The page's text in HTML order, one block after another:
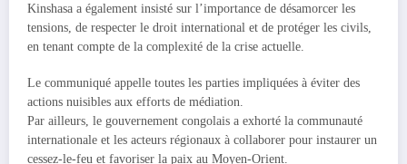
Kinshasa a également insisté sur l’importance de désamorcer les
tensions, de respecter le droit international et de protéger les civils,
en tenant compte de la complexité de la crise actuelle.
Le communiqué appelle toutes les parties impliquées à éviter des
actions nuisibles aux efforts de médiation.
Par ailleurs, le gouvernement congolais a exhorté la communauté
internationale et les acteurs régionaux à collaborer pour instaurer un
cessez-le-feu et favoriser la paix au Moyen-Orient.